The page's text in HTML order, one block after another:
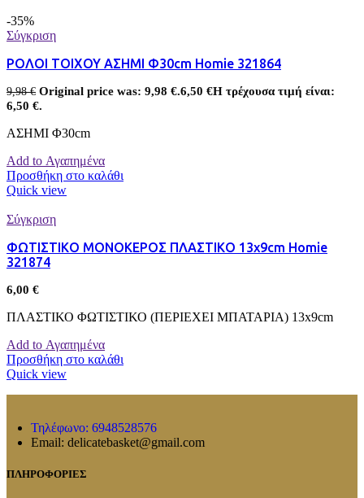
-35%
Σύγκριση
ΡΟΛΟΙ ΤΟΙΧΟΥ ΑΣΗΜΙ Φ30cm Homie 321864
9,98€ Original price was: 9,98 €.6,50 €Η τρέχουσα τιμή είναι:
6,50 €.
ΑΣΗΜΙ Φ30cm
Add to Αγαπημένα
Προσθήκη στο καλάθι
Quick view
Σύγκριση
ΦΩΤΙΣΤΙΚΟ ΜΟΝΟΚΕΡΟΣ ΠΛΑΣΤΙΚΟ 13x9cm Homie
321874
6,00 €
ΠΛΑΣΤΙΚΟ ΦΩΤΙΣΤΙΚΟ (ΠΕΡΙΕΧΕΙ ΜΠΑΤΑΡΙΑ) 13x9cm
Add to Αγαπημένα
Προσθήκη στο καλάθι
Quick view
Τηλέφωνο: 6948528576
Email: delicatebasket@gmail.com
ΠΛΗΡΟΦΟΡΙΕΣ